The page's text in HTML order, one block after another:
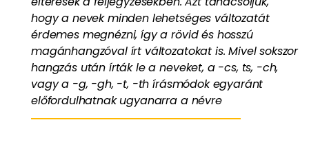
hogy a nevek minden lehetséges változatát
érdemes megnézni, így a rövid és hosszú
magánhangzóval írt változatokat is. Mivel sokszor
hangzás után írták le a neveket, a -cs, ts, -ch,
vagy a -g, -gh, -t, -th írásmódok egyaránt
előfordulhatnak ugyanarra a névre